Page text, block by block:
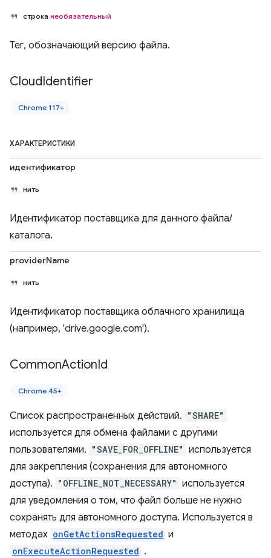
строка необязательный
Тег, обозначающий версию файла.
CloudIdentifier
Chrome 117+
ХАРАКТЕРИСТИКИ
идентификатор
нить
Идентификатор поставщика для данного файла/
каталога.
providerName
нить
Идентификатор поставщика облачного хранилища
(например, 'drive.google.com').
CommonActionId
Chrome 45+
Список распространенных действий. "SHARE"
используется для обмена файлами с другими
пользователями. "SAVE_FOR_OFFLINE" используется
для закрепления (сохранения для автономного
доступа). "OFFLINE_NOT_NECESSARY" используется
для уведомления о том, что файл больше не нужно
сохранять для автономного доступа. Используется в
методах onGetActionsRequested и
onExecuteActionRequested .